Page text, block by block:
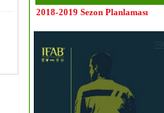
2018-2019 Sezon Planlaması